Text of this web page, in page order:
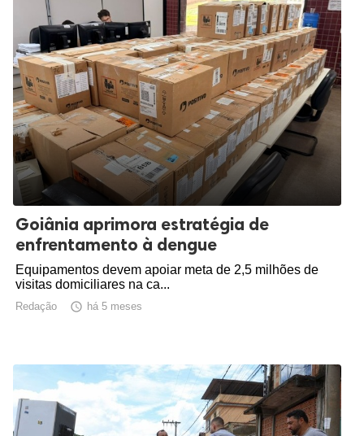
Goiânia aprimora estratégia de
enfrentamento à dengue
Equipamentos devem apoiar meta de 2,5 milhões de
visitas domiciliares na ca...
Redação  há 5 meses